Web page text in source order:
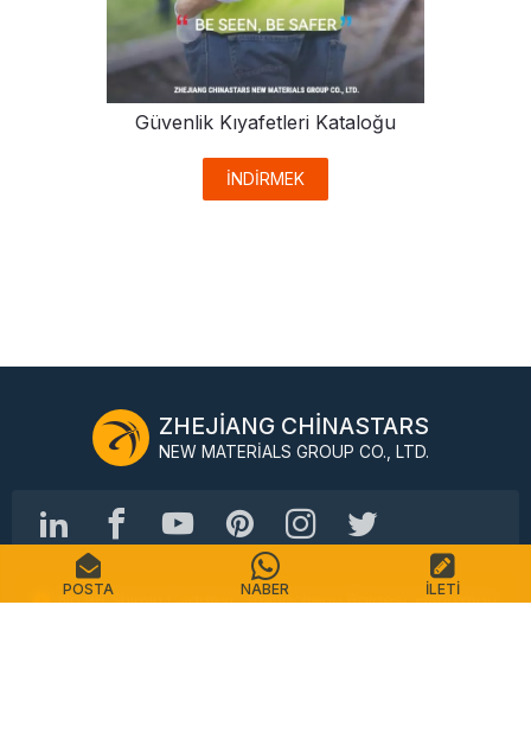
Güvenlik Kıyafetleri Kataloğu
İNDİRMEK
ZHEJIANG CHINASTARS
NEW MATERIALS GROUP CO., LTD.
No.98 Shimin Caddesi, Shangcheng Bölgesi, Hangzhou,
POSTA NABER İLETI